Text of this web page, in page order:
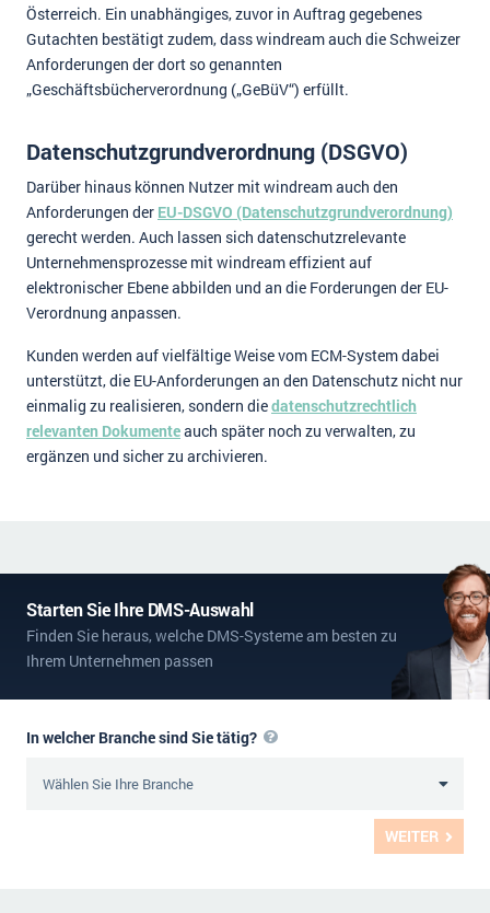
Österreich. Ein unabhängiges, zuvor in Auftrag gegebenes
Gutachten bestätigt zudem, dass windream auch die Schweizer
Anforderungen der dort so genannten
„Geschäftsbücherverordnung („GeBüV“) erfüllt.
Datenschutzgrundverordnung (DSGVO)
Darüber hinaus können Nutzer mit windream auch den
Anforderungen der EU-DSGVO (Datenschutzgrundverordnung)
gerecht werden. Auch lassen sich datenschutzrelevante
Unternehmensprozesse mit windream effizient auf
elektronischer Ebene abbilden und an die Forderungen der EU-
Verordnung anpassen.
Kunden werden auf vielfältige Weise vom ECM-System dabei
unterstützt, die EU-Anforderungen an den Datenschutz nicht nur
einmalig zu realisieren, sondern diedatenschutzrechtlich
relevanten Dokumenteauch später noch zu verwalten, zu
ergänzen und sicher zu archivieren.
Starten Sie Ihre DMS-Auswahl
Finden Sie heraus, welche DMS-Systeme am besten zu
Ihrem Unternehmen passen
WEITER
In welcher Branche sind Sie tätig?